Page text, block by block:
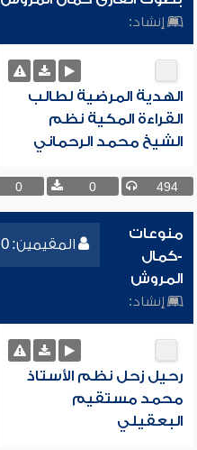
إنشاد:
الهدية المرضية لطالب
القراءة المكية نظم
الشيخ محمد الرحماني
494
0
0
المقيمين: 0
منوعات
-كمال
المروش
إنشاد:
رحيل زحل نظم الأستاذ
محمد مستقيم
البعقيلي